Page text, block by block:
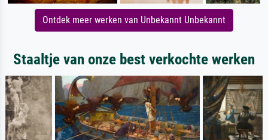
Ontdek meer werken van Unbekannt Unbekannt
Staaltje van onze best verkochte werken